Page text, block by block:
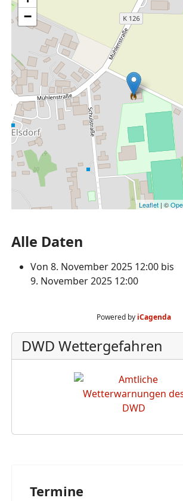
−
Leaflet | ©
Alle Daten
Von 8. November 2025 12:00 bis
9. November 2025 12:00
Powered by iCagenda
DWD Wettergefahren
Termine